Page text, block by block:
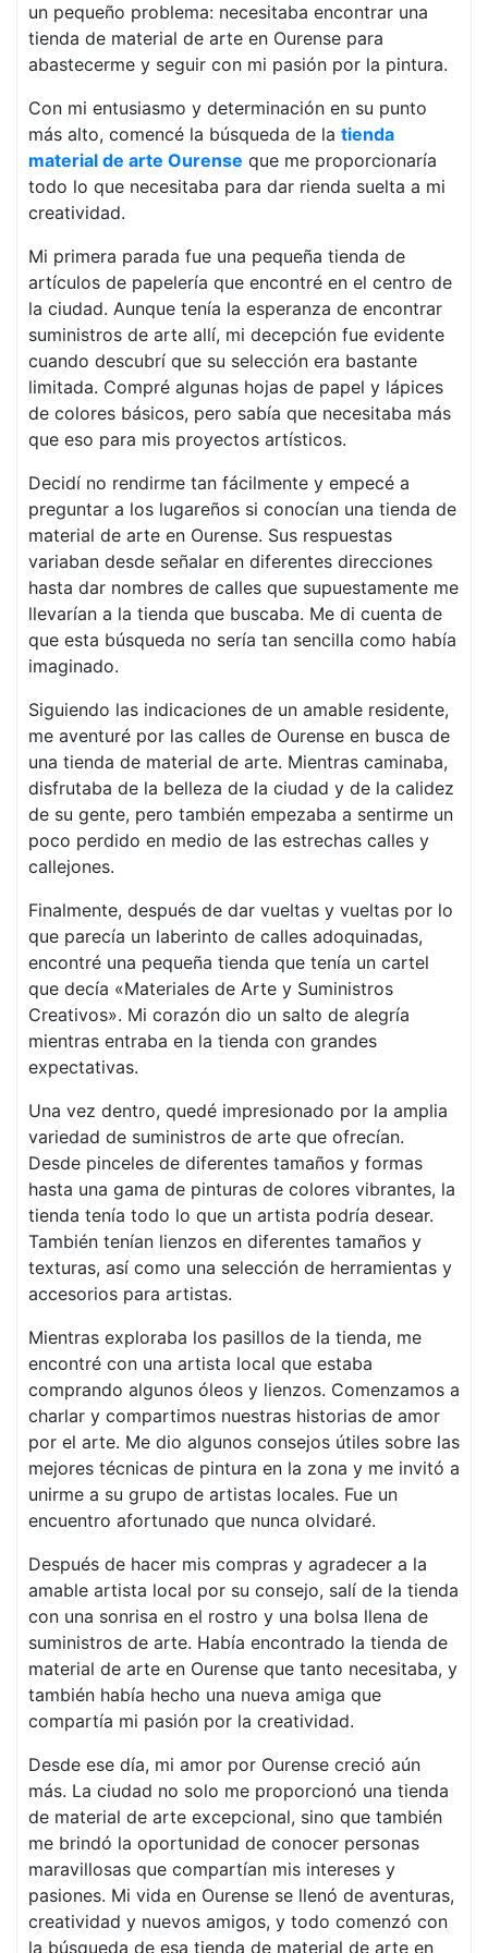
un pequeño problema: necesitaba encontrar una
tienda de material de arte en Ourense para
abastecerme y seguir con mi pasión por la pintura.
Con mi entusiasmo y determinación en su punto
más alto, comencé la búsqueda de la tienda
material de arte Ourense que me proporcionaría
todo lo que necesitaba para dar rienda suelta a mi
creatividad.
Mi primera parada fue una pequeña tienda de
artículos de papelería que encontré en el centro de
la ciudad. Aunque tenía la esperanza de encontrar
suministros de arte allí, mi decepción fue evidente
cuando descubrí que su selección era bastante
limitada. Compré algunas hojas de papel y lápices
de colores básicos, pero sabía que necesitaba más
que eso para mis proyectos artísticos.
Decidí no rendirme tan fácilmente y empecé a
preguntar a los lugareños si conocían una tienda de
material de arte en Ourense. Sus respuestas
variaban desde señalar en diferentes direcciones
hasta dar nombres de calles que supuestamente me
llevarían a la tienda que buscaba. Me di cuenta de
que esta búsqueda no sería tan sencilla como había
imaginado.
Siguiendo las indicaciones de un amable residente,
me aventuré por las calles de Ourense en busca de
una tienda de material de arte. Mientras caminaba,
disfrutaba de la belleza de la ciudad y de la calidez
de su gente, pero también empezaba a sentirme un
poco perdido en medio de las estrechas calles y
callejones.
Finalmente, después de dar vueltas y vueltas por lo
que parecía un laberinto de calles adoquinadas,
encontré una pequeña tienda que tenía un cartel
que decía «Materiales de Arte y Suministros
Creativos». Mi corazón dio un salto de alegría
mientras entraba en la tienda con grandes
expectativas.
Una vez dentro, quedé impresionado por la amplia
variedad de suministros de arte que ofrecían.
Desde pinceles de diferentes tamaños y formas
hasta una gama de pinturas de colores vibrantes, la
tienda tenía todo lo que un artista podría desear.
También tenían lienzos en diferentes tamaños y
texturas, así como una selección de herramientas y
accesorios para artistas.
Mientras exploraba los pasillos de la tienda, me
encontré con una artista local que estaba
comprando algunos óleos y lienzos. Comenzamos a
charlar y compartimos nuestras historias de amor
por el arte. Me dio algunos consejos útiles sobre las
mejores técnicas de pintura en la zona y me invitó a
unirme a su grupo de artistas locales. Fue un
encuentro afortunado que nunca olvidaré.
Después de hacer mis compras y agradecer a la
amable artista local por su consejo, salí de la tienda
con una sonrisa en el rostro y una bolsa llena de
suministros de arte. Había encontrado la tienda de
material de arte en Ourense que tanto necesitaba, y
también había hecho una nueva amiga que
compartía mi pasión por la creatividad.
Desde ese día, mi amor por Ourense creció aún
más. La ciudad no solo me proporcionó una tienda
de material de arte excepcional, sino que también
me brindó la oportunidad de conocer personas
maravillosas que compartían mis intereses y
pasiones. Mi vida en Ourense se llenó de aventuras,
creatividad y nuevos amigos, y todo comenzó con
la búsqueda de esa tienda de material de arte en